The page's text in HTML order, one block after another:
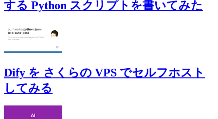
する Python スクリプトを書いてみた
Dify を さくらの VPS でセルフホスト
してみる